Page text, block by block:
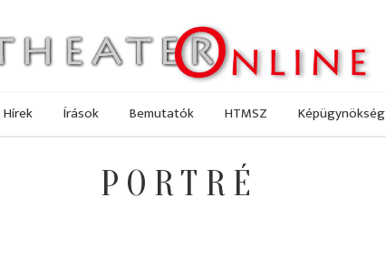
Hírek Írások Bemutatók HTMSZ Képügynökség
PORTRÉ